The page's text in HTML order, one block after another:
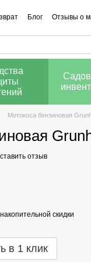
Блог
Отзывы о
Мотокоса бензиновая
отзыв
скидки
в 1 клик